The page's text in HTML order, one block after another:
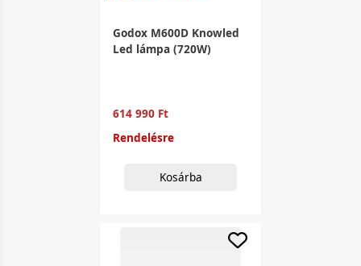
Godox M600D Knowled
Led lámpa (720W)
614 990 Ft
Rendelésre
Kosárba